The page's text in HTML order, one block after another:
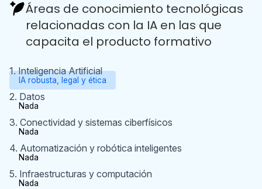
Áreas de conocimiento tecnológicas
relacionadas con la IA en las que
capacita el producto formativo
1. Inteligencia Artificial
IA robusta, legal y ética
2. Datos
Nada
3. Conectividad y sistemas ciberfísicos
Nada
4. Automatización y robótica inteligentes
Nada
5. Infraestructuras y computación
Nada